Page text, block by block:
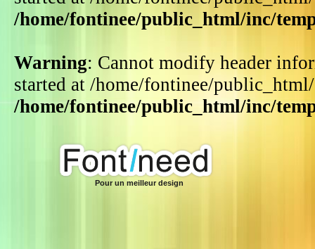
/home/fontinee/public_html/inc/
Warning: Cannot modify header
started at /home/fontinee/
/home/fontinee/public_html/inc/
Pour un meilleur design